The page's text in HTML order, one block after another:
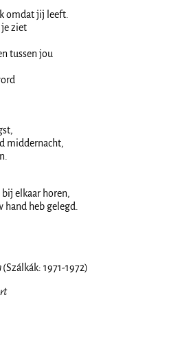
omdat jij leeft.
je ziet
tussen jou
middernacht,
elkaar horen,
heb gelegd.
(Szálkák: 1971-1972)